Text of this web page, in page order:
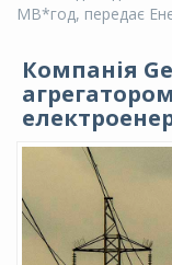
МВ*год, передає
Компанія